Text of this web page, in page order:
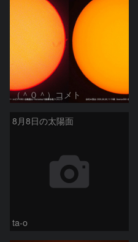
（＾０＾）コメト
8月8日の太陽面
ta-o